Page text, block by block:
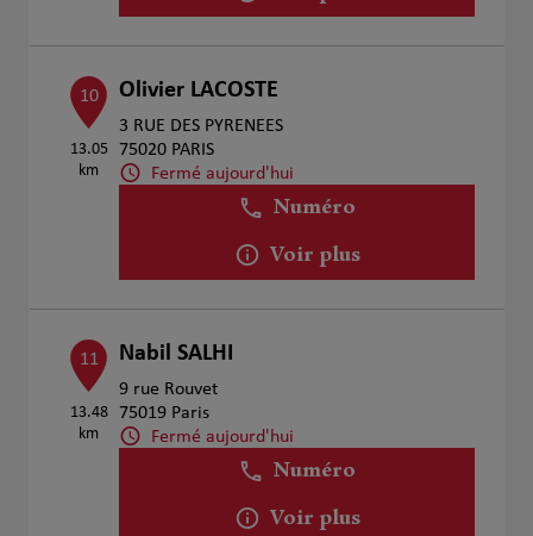
10
13.05
km
Olivier LACOSTE
3 RUE DES PYRENEES
75020 PARIS
Fermé aujourd'hui
Numéro
Voir plus
11
13.48
km
Nabil SALHI
9 rue Rouvet
75019 Paris
Fermé aujourd'hui
Numéro
Voir plus